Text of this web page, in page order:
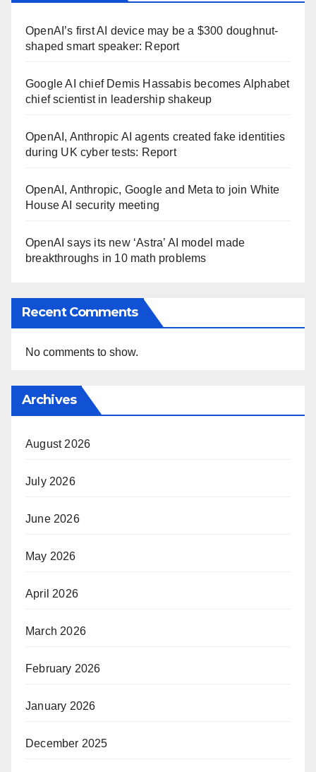
OpenAI’s first AI device may be a $300 doughnut-
shaped smart speaker: Report
Google AI chief Demis Hassabis becomes Alphabet
chief scientist in leadership shakeup
OpenAI, Anthropic AI agents created fake identities
during UK cyber tests: Report
OpenAI, Anthropic, Google and Meta to join White
House AI security meeting
OpenAI says its new ‘Astra’ AI model made
breakthroughs in 10 math problems
Recent Comments
No comments to show.
Archives
August 2026
July 2026
June 2026
May 2026
April 2026
March 2026
February 2026
January 2026
December 2025